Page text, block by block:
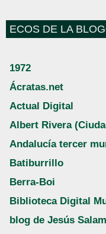
ECOS DE LA
1972
Ácratas.net
Actual Digital
Albert Rivera
Andalucía tercer
Batiburrillo
Berra-Boi
Biblioteca Digital
blog de Jesús